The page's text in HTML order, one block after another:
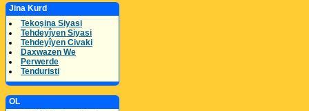
Jina Kurd
Tekoşina Siyasi
Tehdeyîyen Siyasi
Tehdeyîyen Civaki
Daxwazen We
Perwerde
Tenduristi
OL